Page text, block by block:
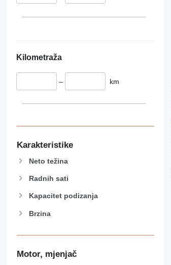
395
424
430
432
589
906
907
914
926
Kilometraža
– km
Karakteristike
Neto težina
Radnih sati
Kapacitet podizanja
Brzina
Motor, mjenjač